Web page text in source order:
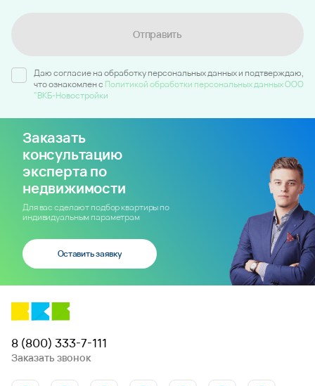
Отправить
Даю согласие на обработку персональных данных и подтверждаю,
что ознакомлен c Политикой обработки персональных данных ООО
"ВКБ-Новостройки
Заказать
консультацию
эксперта по
недвижимости
Для вас сделают подбор квартиры по
индивидуальным параметрам
Оставить заявку
8 (800) 333-7-111
Заказать звонок